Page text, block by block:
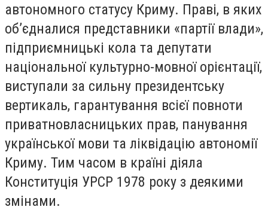
автономного статусу Криму. Праві, в яких
об’єдналися представники «партії влади»,
підприємницькі кола та депутати
національної культурно-мовної орієнтації,
виступали за сильну президентську
вертикаль, гарантування всієї повноти
приватновласницьких прав, панування
української мови та ліквідацію автономії
Криму. Тим часом в країні діяла
Конституція УРСР 1978 року з деякими
змінами.